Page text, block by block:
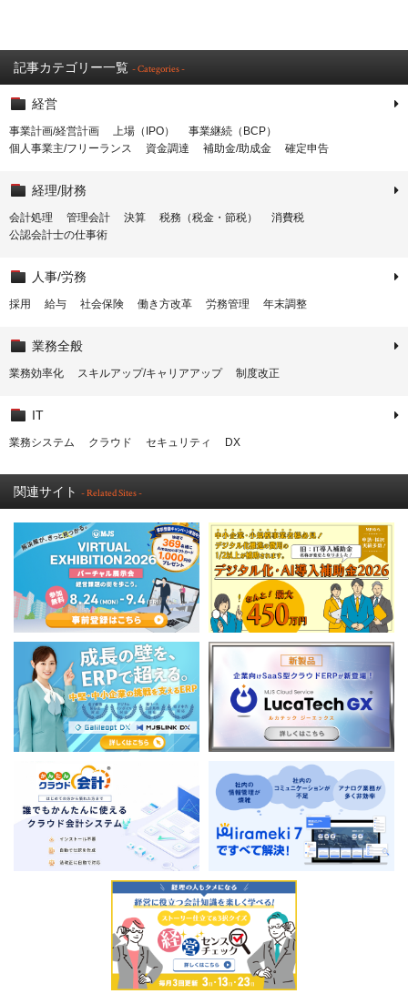
記事カテゴリー一覧 - Categories -
経営
事業計画/経営計画 上場（IPO）
事業継続（BCP）
個人事業主/フリーランス
資金調達 補助金/助成金 確定申告
経理/財務
会計処理 管理会計 決算 税務（税金・節税）
消費税
公認会計士の仕事術
人事/労務
採用 給与 社会保険 働き方改革 労務管理 年末調整
業務全般
業務効率化 スキルアップ/キャリアアップ 制度改正
IT
業務システム クラウド セキュリティ DX
関連サイト - Related Sites -